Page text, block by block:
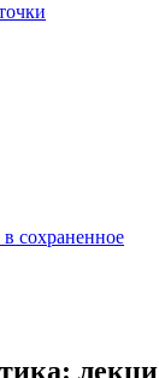
сохраненное